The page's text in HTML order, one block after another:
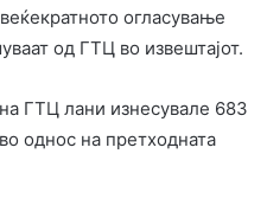
огласување
од ГТЦ во извештајот.
ГТЦ лани изнесувале 683
однос на претходната